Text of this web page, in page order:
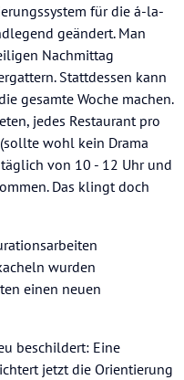
für die á-la-
geändert. Man
Nachmittag
Stattdessen kann
gesamte Woche machen.
jedes Restaurant pro
wohl kein Drama
von 10 - 12 Uhr und
Das klingt doch
wurden
einen neuen
beschildert: Eine
jetzt die Orientierung